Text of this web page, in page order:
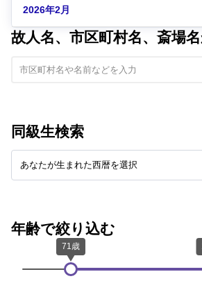
2026年2月
故人名、市区町村名、斎場
同級生検索
年齢で絞り込む